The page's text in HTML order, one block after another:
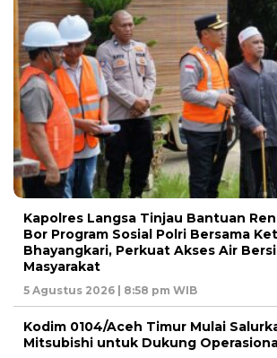
Kapolres Langsa Tinjau Bantuan
Bor Program Sosial Polri Bersama
Bhayangkari, Perkuat Akses Air
Masyarakat
5 Agustus 2026 | 8:58 pm WIB
Kodim 0104/Aceh Timur Mulai
Mitsubishi untuk Dukung